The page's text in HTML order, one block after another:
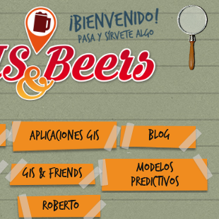
APLICACIONES GIS BLOG
GIS & FRIENDS
MODELOS
PREDICTIVOS
ROBERTO